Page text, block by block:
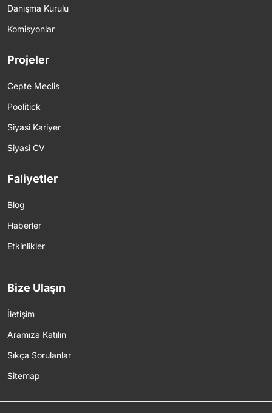
Danışma Kurulu
Komisyonlar
Projeler
Cepte Meclis
Poolitick
Siyasi Kariyer
Siyasi CV
Faliyetler
Blog
Haberler
Etkinlikler
Bize Ulaşın
İletişim
Aramıza Katılın
Sıkça Sorulanlar
Sitemap